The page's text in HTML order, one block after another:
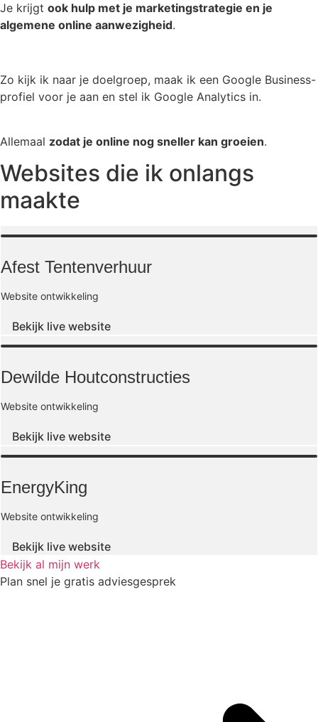
Je krijgt ook hulp met je marketingstrategie en je
algemene online aanwezigheid.
Zo kijk ik naar je doelgroep, maak ik een Google Business-
profiel voor je aan en stel ik Google Analytics in.
Allemaal zodat je online nog sneller kan groeien.
Websites die ik onlangs
maakte
Afest Tentenverhuur
Website ontwikkeling
Bekijk live website
Dewilde Houtconstructies
Website ontwikkeling
Bekijk live website
EnergyKing
Website ontwikkeling
Bekijk live website
Bekijk al mijn werk
Plan snel je gratis adviesgesprek